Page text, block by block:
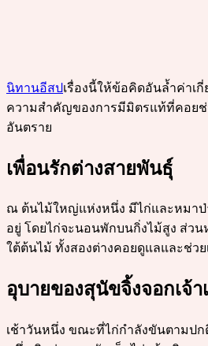
นิทานอีสปเรื่องนี้ให้ข้อคิดอันล้ำค่าเ
ความสำคัญของการมีมิตรแท้ที่คอยช่
อันตราย
เพื่อนรักต่างสายพันธุ์
ณ ต้นไม้ใหญ่แห่งหนึ่ง มีไก่และหมาป่
อยู่ โดยไก่จะนอนพักบนกิ่งไม้สูง ส่วน
ใต้ต้นไม้ ทั้งสองต่างคอยดูแลและช่ว
อุบายของสุนัขจิ้งจอกเจ้า
เช้าวันหนึ่ง ขณะที่ไก่กำลังขันตามป